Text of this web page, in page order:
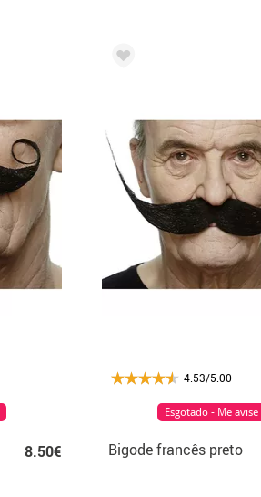
8.50€
4.53/5.00
Bigode francês preto
Esgotado - Me avise